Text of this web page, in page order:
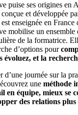
puise ses origines en
et développée
enseignée en France
mobilise un ensemble
de la formatrice.
d’options pour
évoluez, et la
d’une journée sur la
une méthode
en équipe, mieux se
des relations